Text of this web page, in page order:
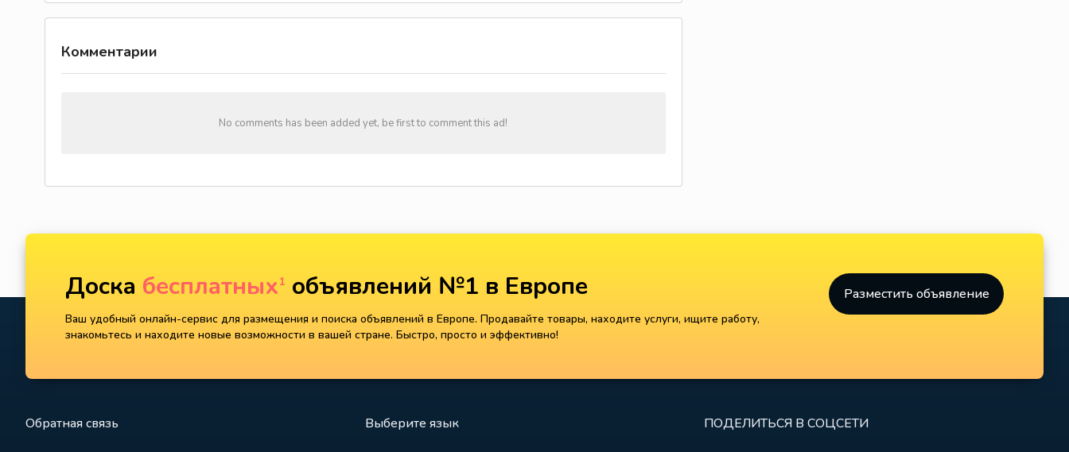
Комментарии
No comments has been added yet, be first to comment this ad!
Доска бесплатных1 объявлений №1 в Европе
Ваш удобный онлайн-сервис для размещения и поиска объявлений в Европе. Продавайте товары, находите услуги, ищите работу,
знакомьтесь и находите новые возможности в вашей стране. Быстро, просто и эффективно!
Разместить объявление
Обратная связь Выберите язык ПОДЕЛИТЬСЯ В СОЦСЕТИ